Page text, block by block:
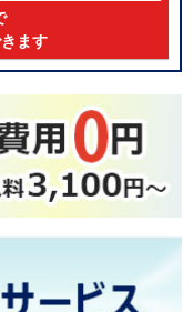
ます